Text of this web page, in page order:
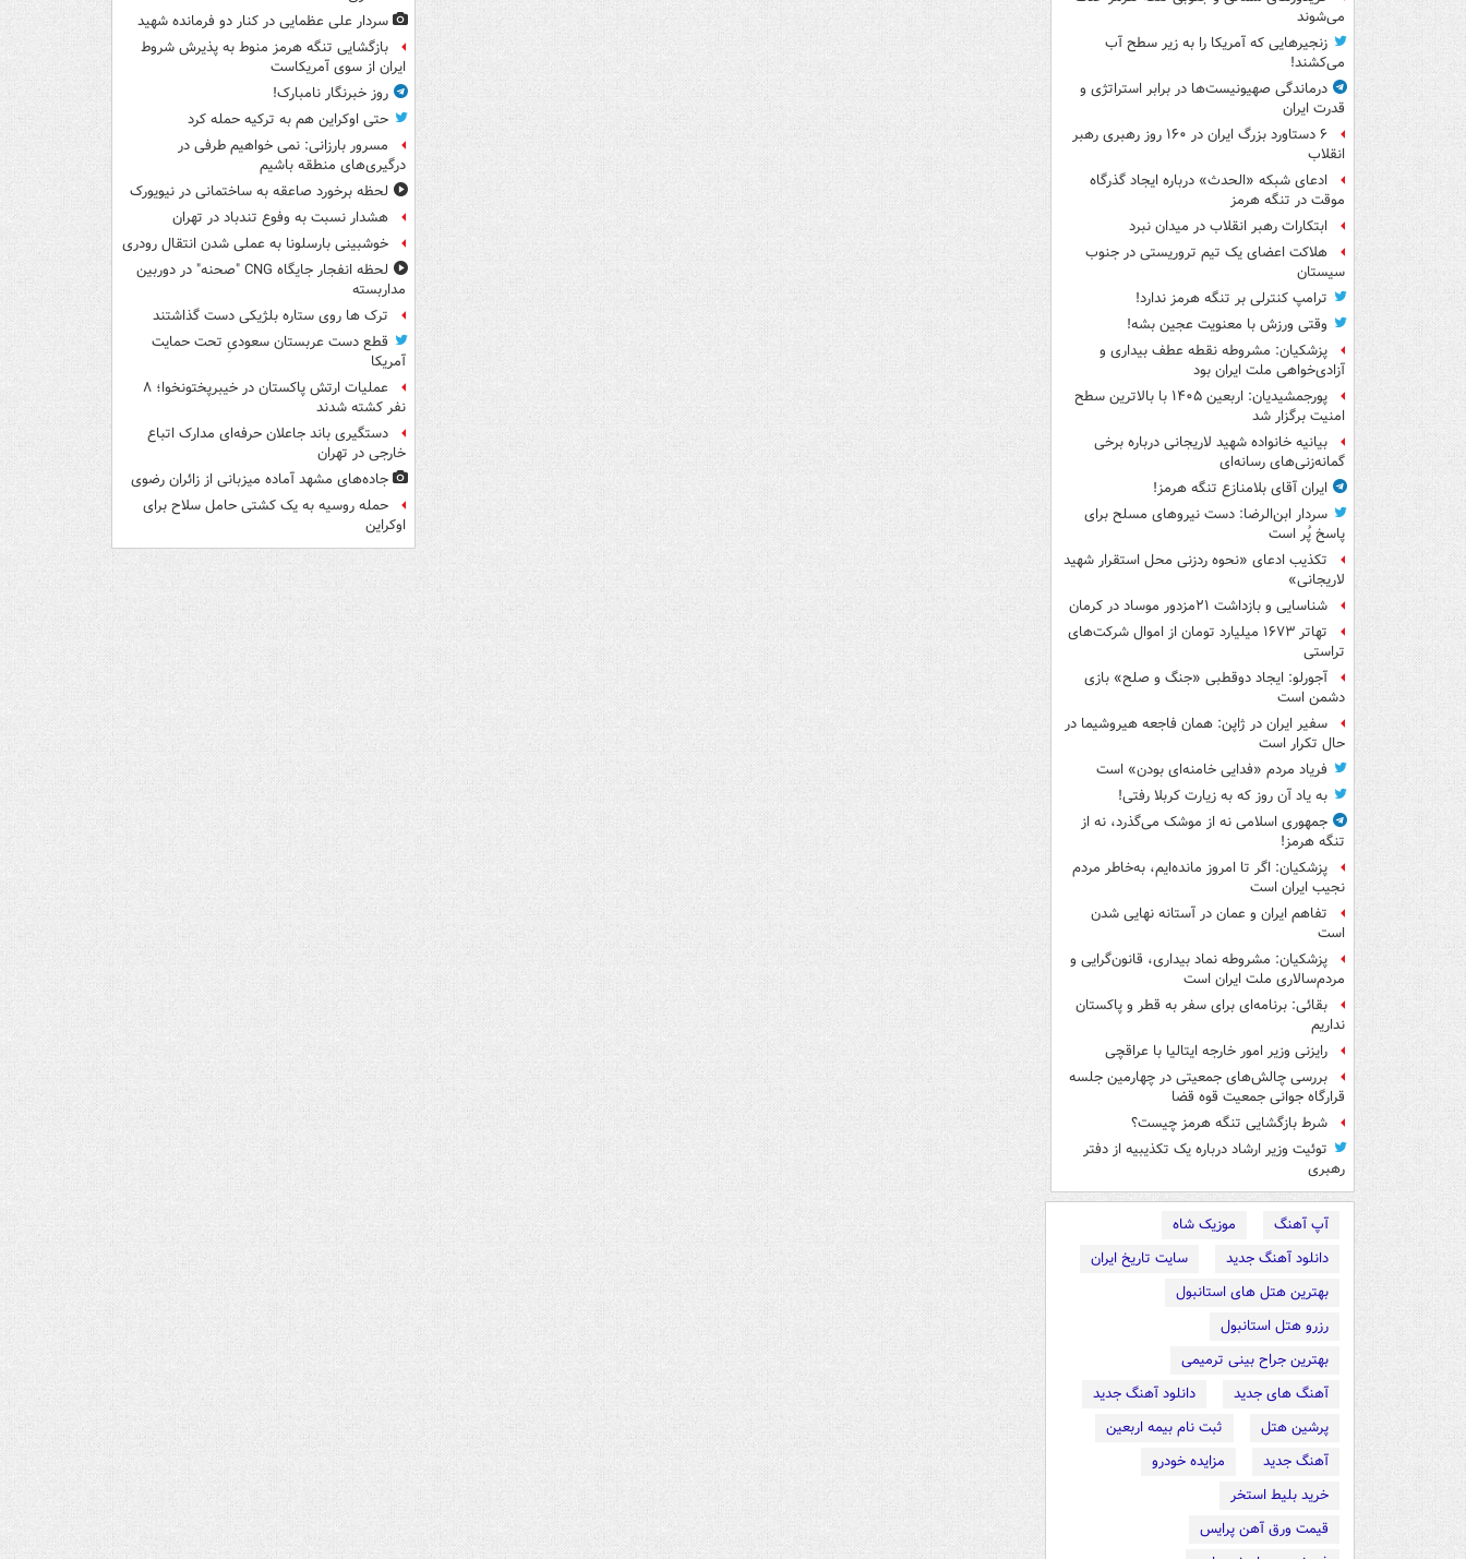
می‌شوند
زنجیرهایی که آمریکا را به زیر سطح آب
می‌کشند!
درماندگی صهیونیست‌ها در برابر استراتژی و
قدرت ایران
۶ دستاورد بزرگ ایران در ۱۶۰ روز رهبری رهبر
انقلاب
ادعای شبکه «الحدث» درباره ایجاد گذرگاه
موقت در تنگه هرمز
ابتکارات رهبر انقلاب در میدان نبرد
هلاکت اعضای یک تیم تروریستی در جنوب
سیستان
ترامپ کنترلی بر تنگه هرمز ندارد!
وقتی ورزش با معنویت عجین بشه!
پزشکیان: مشروطه نقطه عطف بیداری و
آزادی‌خواهی ملت ایران بود
پورجمشیدیان: اربعین ۱۴۰۵ با بالاترین سطح
امنیت برگزار شد
بیانیه خانواده شهید لاریجانی درباره برخی
گمانه‌زنی‌های رسانه‌ای
ایران آقای بلامنازع تنگه هرمز!
سردار ابن‌الرضا: دست نیروهای مسلح برای
پاسخ پُر است
تکذیب ادعای «نحوه ردزنی محل استقرار شهید
لاریجانی»
شناسایی و بازداشت ۲۱مزدور موساد در کرمان
تهاتر ۱۶۷۳ میلیارد تومان از اموال شرکت‌های
تراستی
آجورلو: ایجاد دوقطبی «جنگ و صلح‌» بازی
دشمن است
سفیر ایران در ژاپن: همان فاجعه هیروشیما در
حال تکرار است
فریاد مردم «فدایی خامنه‌ای بودن» است
به یاد آن روز که به زیارت کربلا رفتی!
جمهوری اسلامی نه از موشک می‌گذرد، نه از
تنگه هرمز!
پزشکیان: اگر تا امروز مانده‌ایم، به‌خاطر مردم
نجیب ایران است
تفاهم ایران و عمان در آستانه نهایی شدن
است
پزشکیان: مشروطه نماد بیداری، قانون‌گرایی و
مردم‌سالاری ملت ایران است
بقائی: برنامه‌ای برای سفر به قطر و پاکستان
نداریم
رایزنی وزیر امور خارجه ایتالیا با عراقچی
بررسی چالش‌های جمعیتی در چهارمین جلسه
قرارگاه جوانی جمعیت قوه قضا
شرط بازگشایی تنگه هرمز چیست؟
توئیت وزیر ارشاد درباره یک تکذیبیه از دفتر
رهبری
آپ آهنگ
موزیک شاه
دانلود آهنگ جدید
سایت تاریخ ایران
بهترین هتل های استانبول
رزرو هتل استانبول
بهترین جراح بینی ترمیمی
آهنگ های جدید
دانلود آهنگ جدید
پرشین هتل
ثبت نام بیمه اربعین
آهنگ جدید
مزایده خودرو
خرید بلیط استخر
قیمت ورق آهن پرایس
سردار علی عظمایی در کنار دو فرمانده شهید
بازگشایی تنگه هرمز منوط به پذیرش شروط
ایران از سوی آمریکاست
روز خبرنگار نامبارک!
حتی اوکراین هم به ترکیه حمله کرد
مسرور بارزانی: نمی خواهیم طرفی در
درگیری‌های منطقه باشیم
لحظه برخورد صاعقه به ساختمانی در نیویورک
هشدار نسبت به وفوع تندباد در تهران
خوشبینی بارسلونا به عملی شدن انتقال رودری
لحظه انفجار جایگاه CNG "صحنه" در دوربین
مداربسته
ترک ها روی ستاره بلژیکی دست گذاشتند
قطع دست عربستان سعودیِ تحت حمایت
آمریکا
عملیات ارتش پاکستان در خیبرپختونخوا؛ ۸
نفر کشته شدند
دستگیری باند جاعلان حرفه‌ای مدارک اتباع
خارجی در تهران
جاده‌های مشهد آماده میزبانی از زائران رضوی
حمله روسیه به یک کشتی حامل سلاح برای
اوکراین